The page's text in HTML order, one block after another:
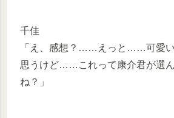
千佳
「え、感想？……えっと……可愛
思うけど……これって康介君が選
ね？」